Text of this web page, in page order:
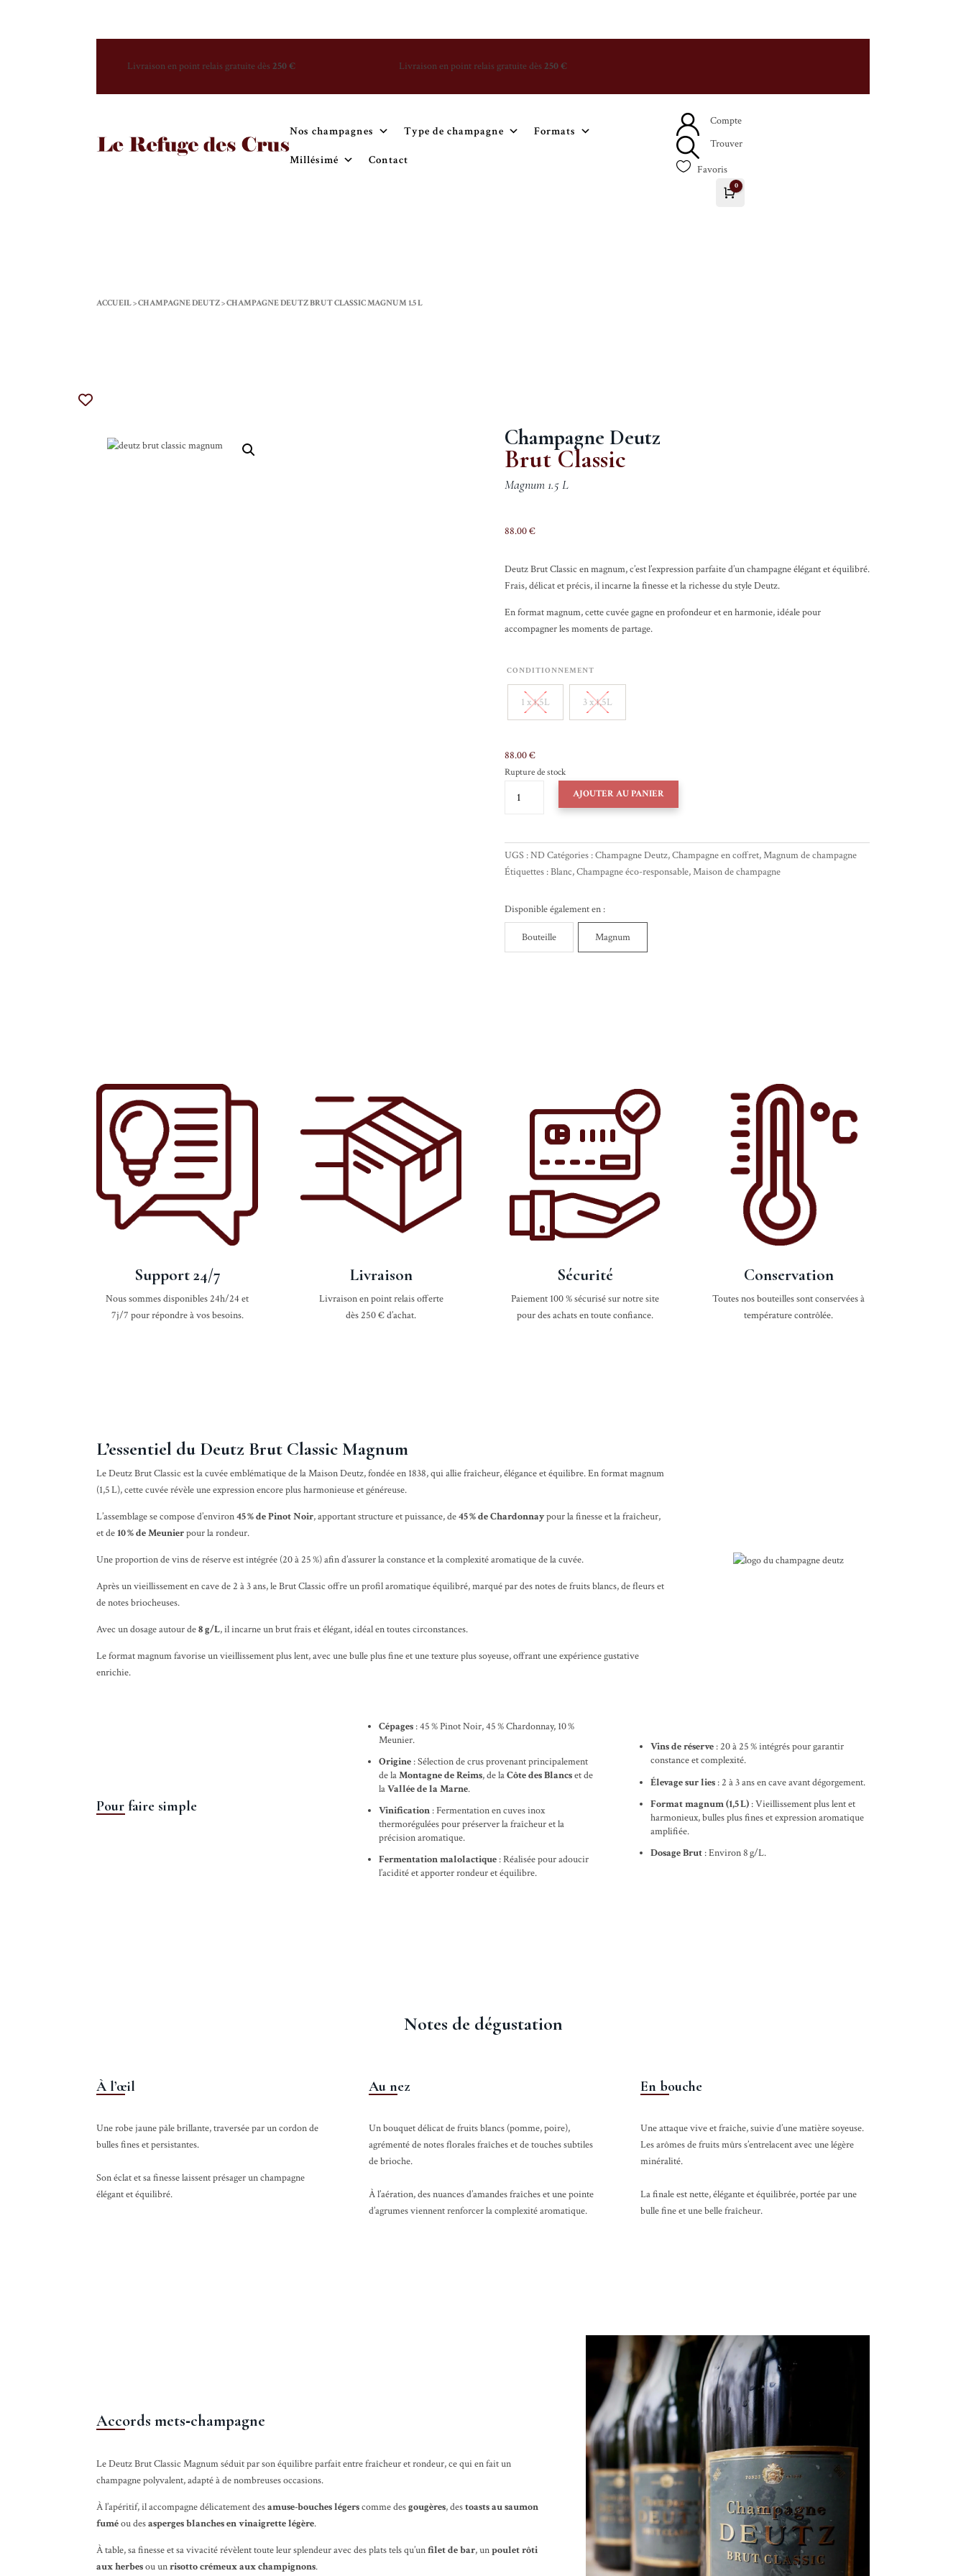
Livraison en point relais gratuite dès250 € Livraison en point relais gratuite dès250 €
Nos champagnes Type de champagne Formats
Millésimé Contact
Compte
Trouver
 Favoris
Panier
0
ACCUEIL>CHAMPAGNE DEUTZ>CHAMPAGNE DEUTZ BRUT CLASSIC MAGNUM 1.5 L
Champagne Deutz
Brut Classic
Magnum 1.5 L
88.00€
Deutz Brut Classic en magnum, c’est l’expression parfaite d’un champagne élégant et équilibré.
Frais, délicat et précis, il incarne la finesse et la richesse du style Deutz.
En format magnum, cette cuvée gagne en profondeur et en harmonie, idéale pour
accompagner les moments de partage.
CONDITIONNEMENT
1 x 1,5L 3 x 1,5L
88.00€
Rupture de stock
_
BRUT
L
AJOUTER AU PANIER
UGS :NDCatégories :Champagne Deutz,Champagne en coffret,Magnum de champagne​
Étiquettes :Blanc,Champagne éco-responsable,Maison de champagne
Disponible également en :
Bouteille Magnum
Support 24/7
Nous sommes disponibles 24h/24 et
7j/7 pour répondre à vos besoins.
Livraison
Livraison en point relais offerte
dès 250 € d’achat.
Sécurité
Paiement 100 % sécurisé sur notre site
pour des achats en toute confiance.
Conservation
Toutes nos bouteilles sont conservées à
température contrôlée.
L’essentiel du Deutz Brut Classic Magnum
Le Deutz Brut Classic est la cuvée emblématique de la Maison Deutz, fondée en 1838, qui allie fraîcheur, élégance et équilibre. En format magnum
(1,5 L), cette cuvée révèle une expression encore plus harmonieuse et généreuse.
L’assemblage se compose d’environ45 % dePinot Noir, apportant structure et puissance, de45 % de Chardonnaypour la finesse et la fraîcheur,
et de10 % de Meunierpour la rondeur.
Une proportion de vins de réserve est intégrée (20 à 25 %) afin d’assurer la constance et la complexité aromatique de la cuvée.
Après un vieillissement en cave de 2 à 3 ans, le Brut Classic offre un profil aromatique équilibré, marqué par des notes de fruits blancs, de fleurs et
de notes briocheuses.
Avec un dosage autour de8 g/L, il incarne un brut frais et élégant, idéal en toutes circonstances.
Le format magnum favorise un vieillissement plus lent, avec une bulle plus fine et une texture plus soyeuse, offrant une expérience gustative
enrichie.
Pour faire simple
Cépages: 45 % Pinot Noir, 45 % Chardonnay, 10 %
Meunier.
Origine: Sélection de crus provenant principalement
de laMontagne de Reims, de laCôte des Blancset de
laVallée de la Marne.
Vinification: Fermentation en cuves inox
thermorégulées pour préserver la fraîcheur et la
précision aromatique.
Fermentation malolactique: Réalisée pour adoucir
l’acidité et apporter rondeur et équilibre.
Vins de réserve: 20 à 25 % intégrés pour garantir
constance et complexité.
Élevage sur lies: 2 à 3 ans en cave avant dégorgement.
Format magnum (1,5 L): Vieillissement plus lent et
harmonieux, bulles plus fines et expression aromatique
amplifiée.
Dosage Brut: Environ 8 g/L.
Notes de dégustation
À l’œil
Une robe jaune pâle brillante, traversée par un cordon de
bulles fines et persistantes.
Son éclat et sa finesse laissent présager un champagne
élégant et équilibré.
Au nez
Un bouquet délicat de fruits blancs (pomme, poire),
agrémenté de notes florales fraîches et de touches subtiles
de brioche.
À l’aération, des nuances d’amandes fraîches et une pointe
d’agrumes viennent renforcer la complexité aromatique.
En bouche
Une attaque vive et fraîche, suivie d’une matière soyeuse.
Les arômes de fruits mûrs s’entrelacent avec une légère
minéralité.
La finale est nette, élégante et équilibrée, portée par une
bulle fine et une belle fraîcheur.
Accords mets‑champagne
Le Deutz Brut Classic Magnum séduit par son équilibre parfait entre fraîcheur et rondeur, ce qui en fait un
champagne polyvalent, adapté à de nombreuses occasions.
À l’apéritif, il accompagne délicatement desamuse-bouches légerscomme desgougères, destoasts au saumon
fuméou desasperges blanches en vinaigrette légère.
À table, sa finesse et sa vivacité révèlent toute leur splendeur avec des plats tels qu’unfilet de bar, unpoulet rôti
aux herbesou unrisotto crémeux aux champignons.